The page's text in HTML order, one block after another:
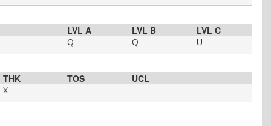
LVL A LVL B LVL C
Q Q U
THK TOS UCL
X